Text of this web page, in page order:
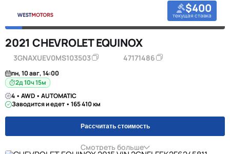
$400
текущая ставка
2021 CHEVROLET EQUINOX
3GNAXUEV0MS103503 47171486
пн, 10 авг, 14:00
2д 10ч 15м
4 • AWD • AUTOMATIC
Заводится и едет • 165 410 км
Рассчитать стоимость
Смотреть больше